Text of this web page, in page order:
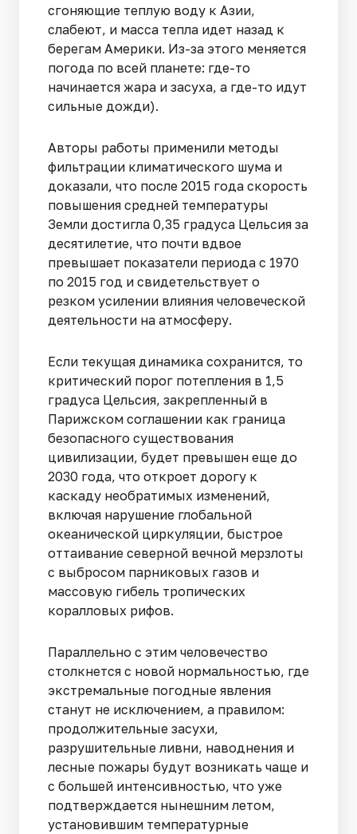
сгоняющие теплую воду к Азии,
слабеют, и масса тепла идет назад к
берегам Америки. Из-за этого меняется
погода по всей планете: где-то
начинается жара и засуха, а где-то идут
сильные дожди).
Авторы работы применили методы
фильтрации климатического шума и
доказали, что после 2015 года скорость
повышения средней температуры
Земли достигла 0,35 градуса Цельсия за
десятилетие, что почти вдвое
превышает показатели периода с 1970
по 2015 год и свидетельствует о
резком усилении влияния человеческой
деятельности на атмосферу.
Если текущая динамика сохранится, то
критический порог потепления в 1,5
градуса Цельсия, закрепленный в
Парижском соглашении как граница
безопасного существования
цивилизации, будет превышен еще до
2030 года, что откроет дорогу к
каскаду необратимых изменений,
включая нарушение глобальной
океанической циркуляции, быстрое
оттаивание северной вечной мерзлоты
с выбросом парниковых газов и
массовую гибель тропических
коралловых рифов.
Параллельно с этим человечество
столкнется с новой нормальностью, где
экстремальные погодные явления
станут не исключением, а правилом:
продолжительные засухи,
разрушительные ливни, наводнения и
лесные пожары будут возникать чаще и
с большей интенсивностью, что уже
подтверждается нынешним летом,
установившим температурные